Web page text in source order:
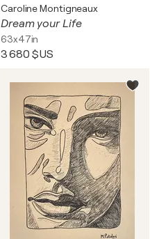
Caroline Montigneaux
Dream your Life
63x47in
3 680 $US